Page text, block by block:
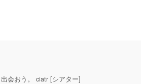
会おう。 ciatr [シアター]